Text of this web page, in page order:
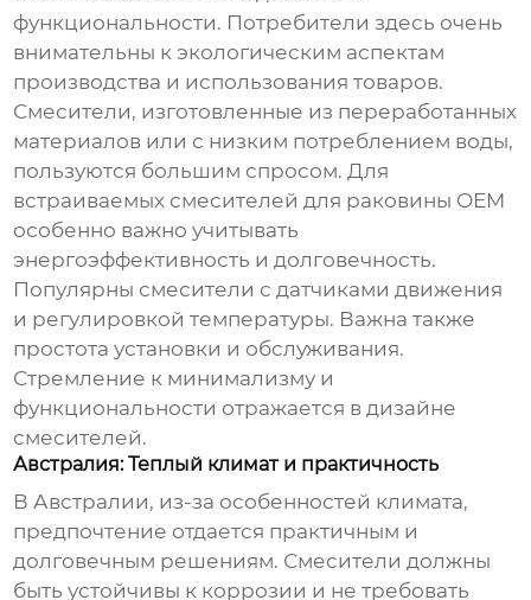
функциональности. Потребители здесь очень
внимательны к экологическим аспектам
производства и использования товаров.
Смесители, изготовленные из переработанных
материалов или с низким потреблением воды,
пользуются большим спросом. Для
встраиваемых смесителей для раковины OEM
особенно важно учитывать
энергоэффективность и долговечность.
Популярны смесители с датчиками движения
и регулировкой температуры. Важна также
простота установки и обслуживания.
Стремление к минимализму и
функциональности отражается в дизайне
смесителей.
Австралия: Теплый климат и практичность
В Австралии, из-за особенностей климата,
предпочтение отдается практичным и
долговечным решениям. Смесители должны
быть устойчивы к коррозии и не требовать